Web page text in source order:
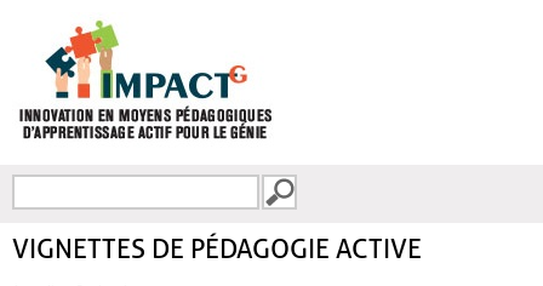
FORMULAIRE DE
VIGNETTES DE PÉDAGOGIE ACTIVE